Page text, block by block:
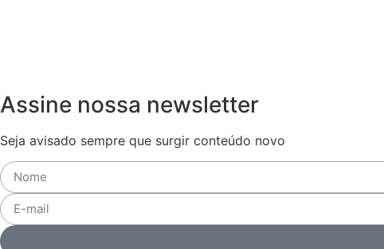
Assine nossa newsletter
Seja avisado sempre que surgir conteúdo novo